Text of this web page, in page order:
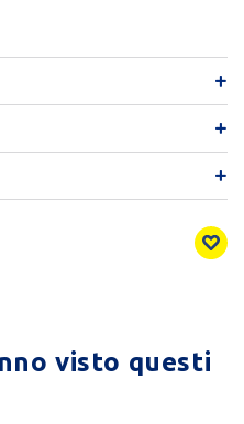
visto questi